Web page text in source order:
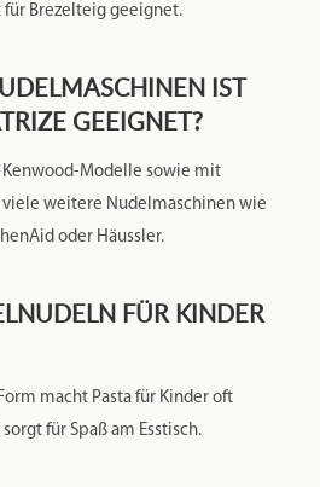
Brezelteig geeignet.
IST
GEEIGNET?
Modelle sowie mit
weitere Nudelmaschinen wie
oder Häussler.
FÜR KINDER
macht Pasta für Kinder oft
für Spaß am Esstisch.